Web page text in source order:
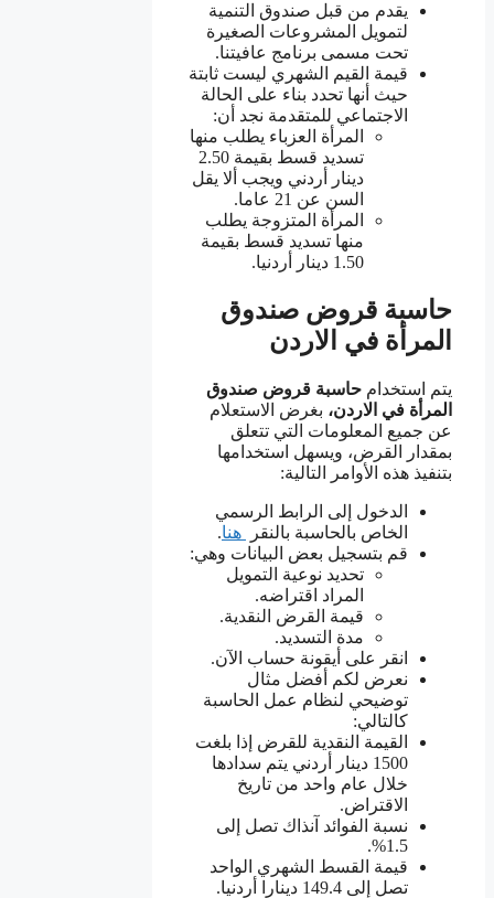
يقدم من قبل صندوق التنمية
لتمويل المشروعات الصغيرة
تحت مسمى برنامج عافيتنا.
قيمة القيم الشهري ليست ثابتة
حيث أنها تحدد بناء على الحالة
الاجتماعي للمتقدمة نجد أن:
المرأة العزباء يطلب منها
تسديد قسط بقيمة 2.50
دينار أردني ويجب ألا يقل
السن عن 21 عاما.
المرأة المتزوجة يطلب
منها تسديد قسط بقيمة
1.50 دينار أردنيا.
حاسبة قروض صندوق
المرأة في الاردن
يتم استخدام حاسبة قروض صندوق
المرأة في الاردن، بغرض الاستعلام
عن جميع المعلومات التي تتعلق
بمقدار القرض، ويسهل استخدامها
بتنفيذ هذه الأوامر التالية:
الدخول إلى الرابط الرسمي
الخاص بالحاسبة بالنقر
هنا.
قم بتسجيل بعض البيانات وهي:
تحديد نوعية التمويل
المراد اقتراضه.
قيمة القرض النقدية.
مدة التسديد.
انقر على أيقونة حساب الآن.
نعرض لكم أفضل مثال
توضيحي لنظام عمل الحاسبة
كالتالي:
القيمة النقدية للقرض إذا بلغت
1500 دينار أردني يتم سدادها
خلال عام واحد من تاريخ
الاقتراض.
نسبة الفوائد آنذاك تصل إلى
1.5%.
قيمة القسط الشهري الواحد
تصل إلى 149.4 دينارا أردنيا.